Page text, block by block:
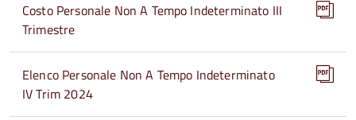
Costo Personale Non A Tempo Indeterminato III
Trimestre
Elenco Personale Non A Tempo Indeterminato
IV Trim 2024